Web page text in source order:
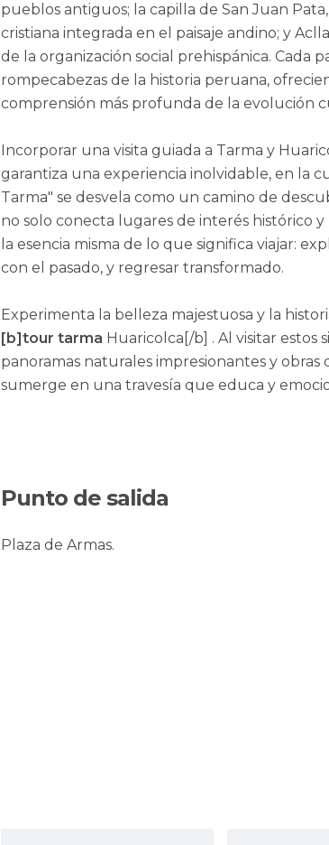
pueblos antiguos; la capilla de San Juan
cristiana integrada en el paisaje andino; y
de la organización social prehispánica. Cada
rompecabezas de la historia peruana,
comprensión más profunda de la evolución
Incorporar una visita guiada a Tarma y
garantiza una experiencia inolvidable, en la
Tarma" se desvela como un camino de
no solo conecta lugares de interés histórico
la esencia misma de lo que significa viajar:
con el pasado, y regresar transformado.
Experimenta la belleza majestuosa y la
[b]tour tarma Huaricolca[/b] . Al visitar estos
panoramas naturales impresionantes y obras
sumerge en una travesía que educa y
Punto de salida
Plaza de Armas.